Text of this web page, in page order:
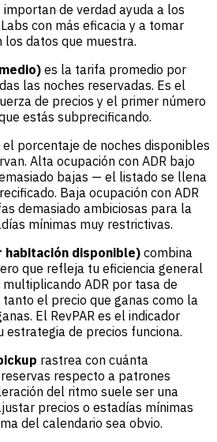
de verdad ayuda a los
con más eficacia y a tomar
los datos que muestra.
es la tarifa promedio por
las noches reservadas. Es el
de precios y el primer número
estás subprecificando.
el porcentaje de noches disponibles
Alta ocupación con ADR bajo
bajas — el listado se llena
Baja ocupación con ADR
demasiado ambiciosas para la
mínimas muy restrictivas.
habitación disponible) combina
que refleja tu eficiencia general
ADR por tasa de
el precio que ganas como la
El RevPAR es el indicador
estrategia de precios funciona.
rastrea con cuánta
respecto a patrones
del ritmo suele ser una
precios o estadías mínimas
del calendario sea obvio.